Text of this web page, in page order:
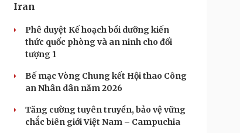
Iran
Phê duyệt Kế hoạch bồi dưỡng kiến
thức quốc phòng và an ninh cho đối
tượng 1
Bế mạc Vòng Chung kết Hội thao Công
an Nhân dân năm 2026
Tăng cường tuyên truyền, bảo vệ vững
chắc biên giới Việt Nam – Campuchia